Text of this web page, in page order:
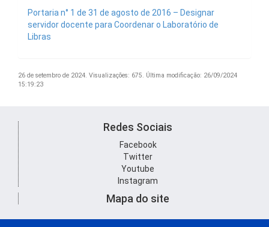
Portaria n° 1 de 31 de agosto de 2016 – Designar
servidor docente para Coordenar o Laboratório de
Libras
26 de setembro de 2024. Visualizações: 675. Última modificação: 26/09/2024
15:19:23
Redes Sociais
Facebook
Twitter
Youtube
Instagram
Mapa do site